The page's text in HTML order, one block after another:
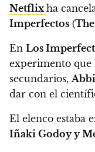
Netflixha
Imperfectos (
En Los
experimento que
secundarios,
dar con el
El elenco estaba
Iñaki Godoy y